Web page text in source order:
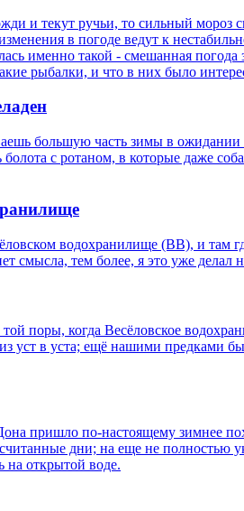
и текут ручьи, то сильный
в погоде ведут к
именно такой - смешанная
рыбалки, и что в них было
большую часть зимы в
с ротаном, в которые даже
водохранилище (ВВ), и там
смысла, тем более, я это уже
поры, когда Весёловское
уст в уста; ещё нашими предками
пришло по-настоящему зимнее
считанные дни; на еще не
на открытой воде.